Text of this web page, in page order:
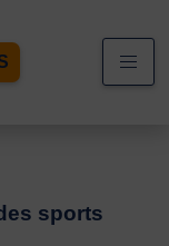
sports